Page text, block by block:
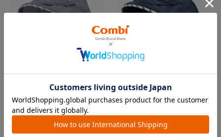
【販売終了】スゴカル ４キ
ャス エアー エッグショッ
ク ＨＫ 幌（ライトグレ
ー）
スゴカル ４キャス エア
幌（エアリーネイビー）